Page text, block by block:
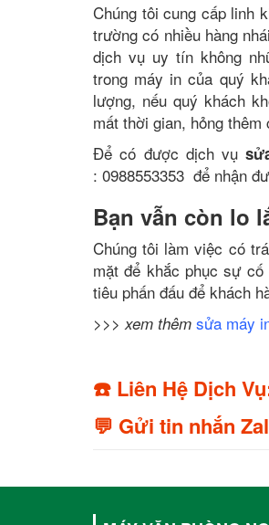
Chúng tôi cung cấp linh
trường có nhiều hàng
dịch vụ uy tín không
trong máy in của quý
lượng, nếu quý khách
mất thời gian, hỏng
Để có được dịch vụ
: 0988553353 để nhận
Bạn vẫn còn lo
Chúng tôi làm việc có
mặt để khắc phục sự
tiêu phấn đấu để khách
>>> xem thêm sửa máy
☎️ Liên Hệ Dịch
💬 Gửi tin nhắn